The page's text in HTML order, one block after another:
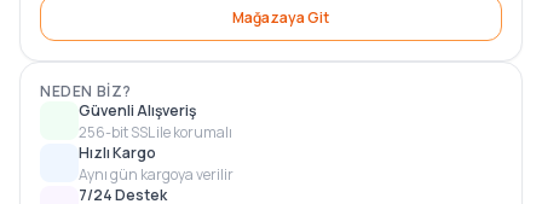
Mağazaya Git
NEDEN BIZ?
Güvenli Alışveriş
256-bit SSL ile korumalı
Hızlı Kargo
Aynı gün kargoya verilir
7/24 Destek